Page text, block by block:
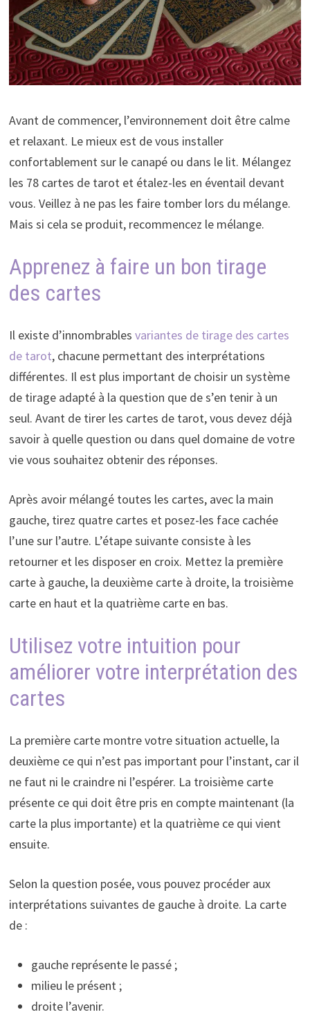
Avant de commencer, l’environnement doit être calme
et relaxant. Le mieux est de vous installer
confortablement sur le canapé ou dans le lit. Mélangez
les 78 cartes de tarot et étalez-les en éventail devant
vous. Veillez à ne pas les faire tomber lors du mélange.
Mais si cela se produit, recommencez le mélange.
Apprenez à faire un bon tirage
des cartes
Il existe d’innombrables variantes de tirage des cartes
de tarot, chacune permettant des interprétations
différentes. Il est plus important de choisir un système
de tirage adapté à la question que de s’en tenir à un
seul. Avant de tirer les cartes de tarot, vous devez déjà
savoir à quelle question ou dans quel domaine de votre
vie vous souhaitez obtenir des réponses.
Après avoir mélangé toutes les cartes, avec la main
gauche, tirez quatre cartes et posez-les face cachée
l’une sur l’autre. L’étape suivante consiste à les
retourner et les disposer en croix. Mettez la première
carte à gauche, la deuxième carte à droite, la troisième
carte en haut et la quatrième carte en bas.
Utilisez votre intuition pour
améliorer votre interprétation des
cartes
La première carte montre votre situation actuelle, la
deuxième ce qui n’est pas important pour l’instant, car il
ne faut ni le craindre ni l’espérer. La troisième carte
présente ce qui doit être pris en compte maintenant (la
carte la plus importante) et la quatrième ce qui vient
ensuite.
Selon la question posée, vous pouvez procéder aux
interprétations suivantes de gauche à droite. La carte
de :
gauche représente le passé ;
milieu le présent ;
droite l’avenir.